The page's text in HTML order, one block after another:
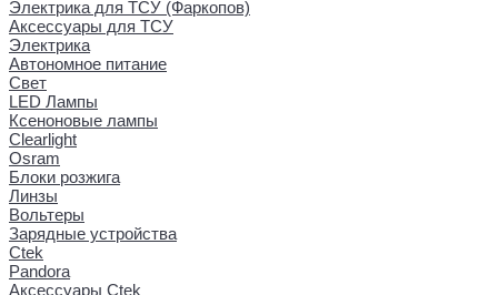
Электрика для ТСУ (Фаркопов)
Аксессуары для ТСУ
Электрика
Автономное питание
Свет
LED Лампы
Ксеноновые лампы
Clearlight
Osram
Блоки розжига
Линзы
Вольтеры
Зарядные устройства
Ctek
Pandora
Аксессуары Ctek